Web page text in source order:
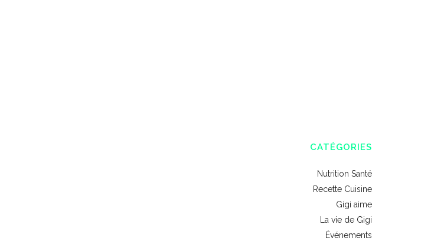
CATÉGORIES
Nutrition Santé
Recette Cuisine
Gigi aime
La vie de Gigi
Événements